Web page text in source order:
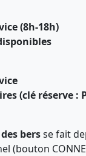
(8h-18h)
(clé réserve :
bersse fait
(bouton